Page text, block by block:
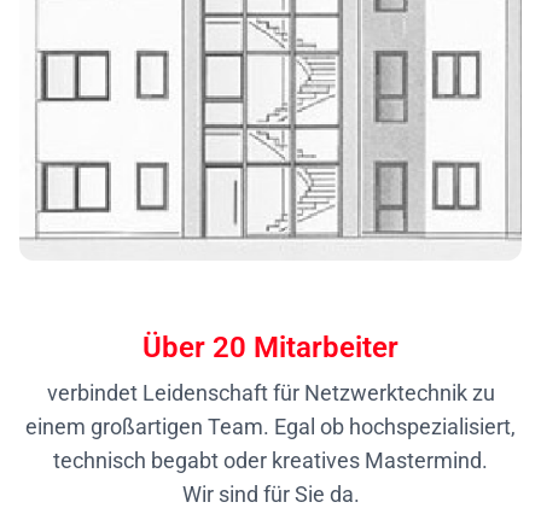
Über 20 Mitarbeiter
verbindet Leidenschaft für Netzwerktechnik zu
einem großartigen Team. Egal ob hochspezialisiert,
technisch begabt oder kreatives Mastermind.
Wir sind für Sie da.